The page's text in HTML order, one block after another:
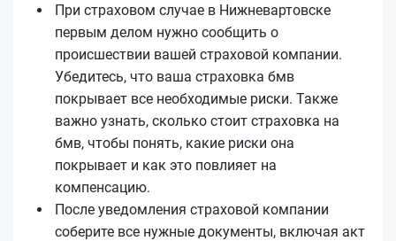
При страховом случае в Нижневартовске
первым делом нужно сообщить о
происшествии вашей страховой компании.
Убедитесь, что ваша страховка бмв
покрывает все необходимые риски. Также
важно узнать, сколько стоит страховка на
бмв, чтобы понять, какие риски она
покрывает и как это повлияет на
компенсацию.
После уведомления страховой компании
соберите все нужные документы, включая акт